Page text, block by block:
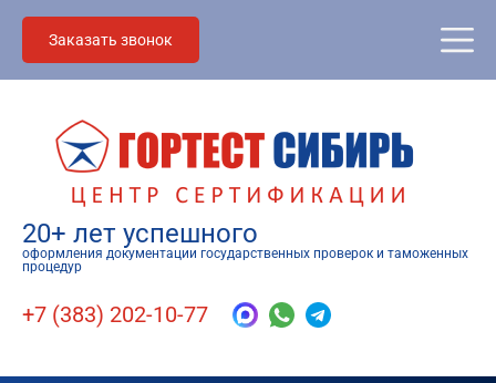
Заказать звонок
20+ лет успешного
оформления документации государственных проверок и таможенных
процедур
+7 (383) 202-10-77